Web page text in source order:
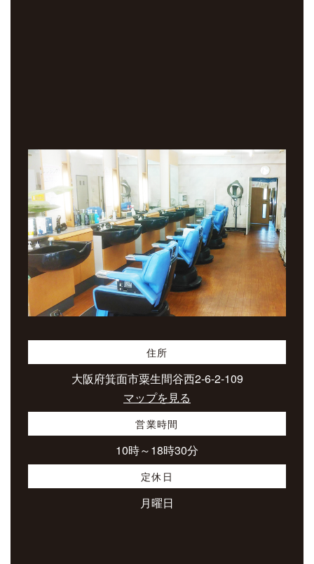
住所
大阪府箕面市粟生間谷西2-6-2-109
マップを見る
営業時間
10時～18時30分
定休日
月曜日